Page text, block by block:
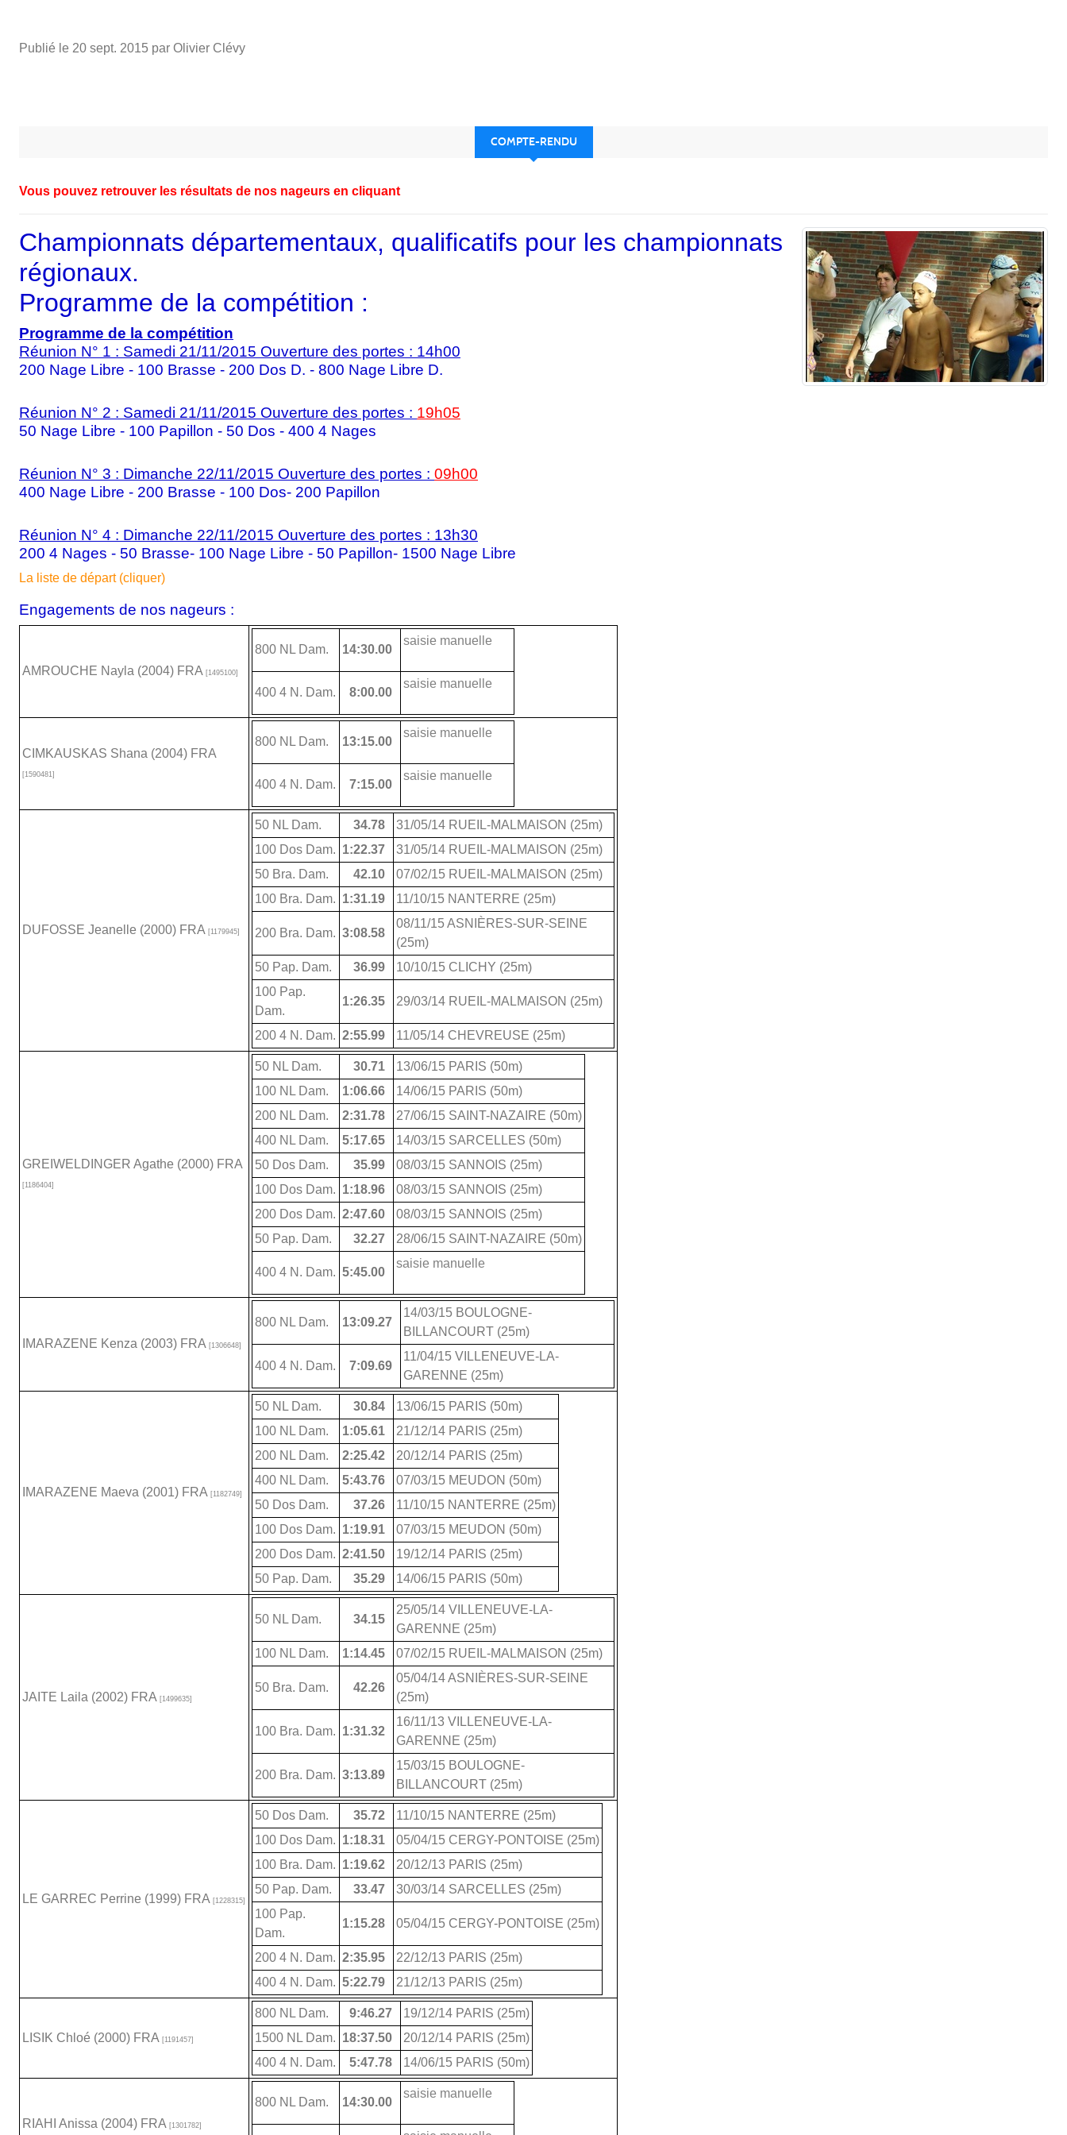
Publié le 20 sept. 2015 par Olivier Clévy
COMPTE-RENDU
Vous pouvez retrouver les résultats de nos nageurs en cliquant
Championnats départementaux, qualificatifs pour les championnats
régionaux.
Programme de la compétition :
Programme de la compétition
Réunion N° 1 : Samedi 21/11/2015 Ouverture des portes : 14h00
200 Nage Libre - 100 Brasse - 200 Dos D. - 800 Nage Libre D.
Réunion N° 2 : Samedi 21/11/2015 Ouverture des portes : 19h05
50 Nage Libre - 100 Papillon - 50 Dos - 400 4 Nages
Réunion N° 3 : Dimanche 22/11/2015 Ouverture des portes : 09h00
400 Nage Libre - 200 Brasse - 100 Dos- 200 Papillon
Réunion N° 4 : Dimanche 22/11/2015 Ouverture des portes : 13h30
200 4 Nages - 50 Brasse- 100 Nage Libre - 50 Papillon- 1500 Nage Libre
La liste de départ (cliquer)
Engagements de nos nageurs :
AMROUCHE Nayla (2004) FRA [1495100]
800 NL Dam. 14:30.00
saisie manuelle
400 4 N. Dam. 8:00.00
saisie manuelle
CIMKAUSKAS Shana (2004) FRA
[1590481]
800 NL Dam. 13:15.00
saisie manuelle
400 4 N. Dam. 7:15.00
saisie manuelle
DUFOSSE Jeanelle (2000) FRA [1179945]
50 NL Dam. 34.78
31/05/14 RUEIL-MALMAISON (25m)
100 Dos Dam. 1:22.37
31/05/14 RUEIL-MALMAISON (25m)
50 Bra. Dam.
42.10
07/02/15 RUEIL-MALMAISON (25m)
100 Bra. Dam. 1:31.19 11/10/15 NANTERRE (25m)
200 Bra. Dam. 3:08.58
08/11/15 ASNIÈRES-SUR-SEINE
(25m)
50 Pap. Dam.
36.99
10/10/15 CLICHY (25m)
100 Pap.
Dam.
1:26.35 29/03/14 RUEIL-MALMAISON (25m)
200 4 N. Dam. 2:55.99 11/05/14 CHEVREUSE (25m)
GREIWELDINGER Agathe (2000) FRA
[1186404]
50 NL Dam. 30.71
13/06/15 PARIS (50m)
100 NL Dam.
1:06.66
14/06/15 PARIS (50m)
200 NL Dam.
2:31.78
27/06/15 SAINT-NAZAIRE (50m)
400 NL Dam.
5:17.65
14/03/15 SARCELLES (50m)
50 Dos Dam.
35.99
08/03/15 SANNOIS (25m)
100 Dos Dam. 1:18.96
08/03/15 SANNOIS (25m)
200 Dos Dam. 2:47.60
08/03/15 SANNOIS (25m)
50 Pap. Dam.
32.27 28/06/15 SAINT-NAZAIRE (50m)
400 4 N. Dam. 5:45.00
saisie manuelle
IMARAZENE Kenza (2003) FRA [1306648]
800 NL Dam. 13:09.27
14/03/15 BOULOGNE-
BILLANCOURT (25m)
400 4 N. Dam. 7:09.69
11/04/15 VILLENEUVE-LA-
GARENNE (25m)
IMARAZENE Maeva (2001) FRA [1182749]
50 NL Dam. 30.84
13/06/15 PARIS (50m)
100 NL Dam.
1:05.61
21/12/14 PARIS (25m)
200 NL Dam.
2:25.42
20/12/14 PARIS (25m)
400 NL Dam.
5:43.76
07/03/15 MEUDON (50m)
50 Dos Dam.
37.26
11/10/15 NANTERRE (25m)
100 Dos Dam. 1:19.91
07/03/15 MEUDON (50m)
200 Dos Dam. 2:41.50
19/12/14 PARIS (25m)
50 Pap. Dam.
35.29 14/06/15 PARIS (50m)
JAITE Laila (2002) FRA [1499635]
50 NL Dam. 34.15
25/05/14 VILLENEUVE-LA-
GARENNE (25m)
100 NL Dam.
1:14.45 07/02/15 RUEIL-MALMAISON (25m)
50 Bra. Dam. 42.26
05/04/14 ASNIÈRES-SUR-SEINE
(25m)
100 Bra. Dam. 1:31.32
16/11/13 VILLENEUVE-LA-
GARENNE (25m)
200 Bra. Dam. 3:13.89
15/03/15 BOULOGNE-
BILLANCOURT (25m)
LE GARREC Perrine (1999) FRA [1228315]
50 Dos Dam. 35.72
11/10/15 NANTERRE (25m)
100 Dos Dam. 1:18.31
05/04/15 CERGY-PONTOISE (25m)
100 Bra. Dam. 1:19.62
20/12/13 PARIS (25m)
50 Pap. Dam.
33.47
30/03/14 SARCELLES (25m)
100 Pap.
Dam.
1:15.28 05/04/15 CERGY-PONTOISE (25m)
200 4 N. Dam. 2:35.95
22/12/13 PARIS (25m)
400 4 N. Dam. 5:22.79 21/12/13 PARIS (25m)
LISIK Chloé (2000) FRA [1191457]
800 NL Dam. 9:46.27
19/12/14 PARIS (25m)
1500 NL Dam. 18:37.50
20/12/14 PARIS (25m)
400 4 N. Dam.
5:47.78 14/06/15 PARIS (50m)
RIAHI Anissa (2004) FRA [1301782]
800 NL Dam. 14:30.00
saisie manuelle